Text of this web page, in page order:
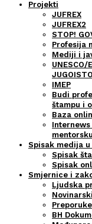
Projekti
JUFREX
JUFREX2
STOP!
Profesija
Mediji i
UNESCO/
IMEP
Budi
štampu i
Baza
Spisak medija u
Spisak
Spisak
Smjernice i
Ljudska
Preporuke
BH